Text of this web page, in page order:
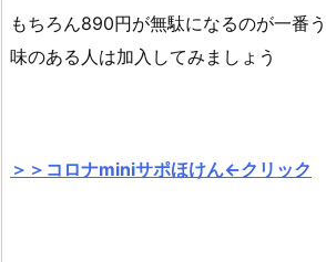
もちろん890円が無駄になるのが一番
味のある人は加入してみましょう
＞＞コロナminiサポほけん←クリック